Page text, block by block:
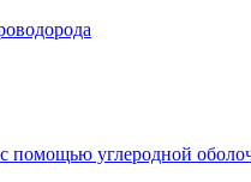
помощью углеродной